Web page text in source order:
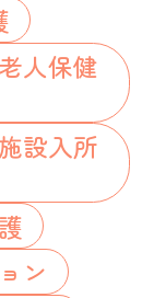
人保健
設入所
ン